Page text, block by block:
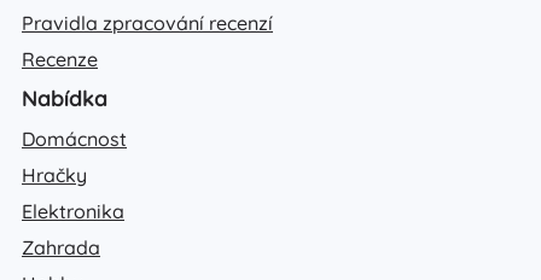
Pravidla zpracování recenzí
Recenze
Nabídka
Domácnost
Hračky
Elektronika
Zahrada